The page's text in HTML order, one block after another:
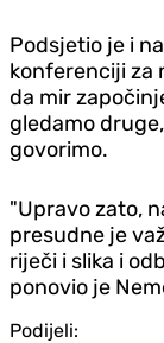
Podsjetio je i
konferenciji za
da mir
gledamo
govorimo.
"Upravo zato,
presudne je
riječi i slika i
ponovio je
Podijeli: